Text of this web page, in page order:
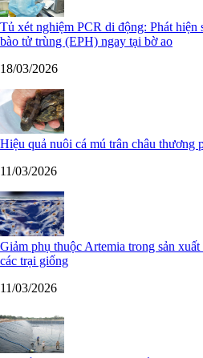
Tủ xét nghiệm PCR di động: Phát hiện
bào tử trùng (EPH) ngay tại bờ ao
18/03/2026
Hiệu quả nuôi cá mú trân châu thương
11/03/2026
Giảm phụ thuộc Artemia trong sản
các trại giống
11/03/2026